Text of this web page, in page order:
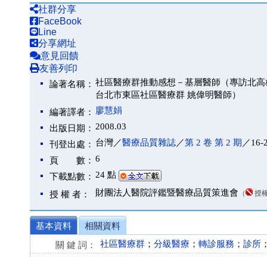
社群分享
FaceBook
Line
分享網址
意見回饋
友善列印
論著名稱： 社區醫療群推動感想－基層醫師（專訪北
台北市東區社區醫療群 姚偉明醫師）
編著譯者：
廖慧娟
出版日期： 2008.03
刊登出處： 台灣／醫療品質雜誌／第 2 卷 第 2 期 ／16-
頁 數： 6
下載點數： 24 點
授 權 者： 財團法人醫院評鑑暨醫療品質策進會 （ 授
基本資料
相關資料
關 鍵 詞：
社區醫療群 ； 分級醫療 ； 轉診服務 ； 診所